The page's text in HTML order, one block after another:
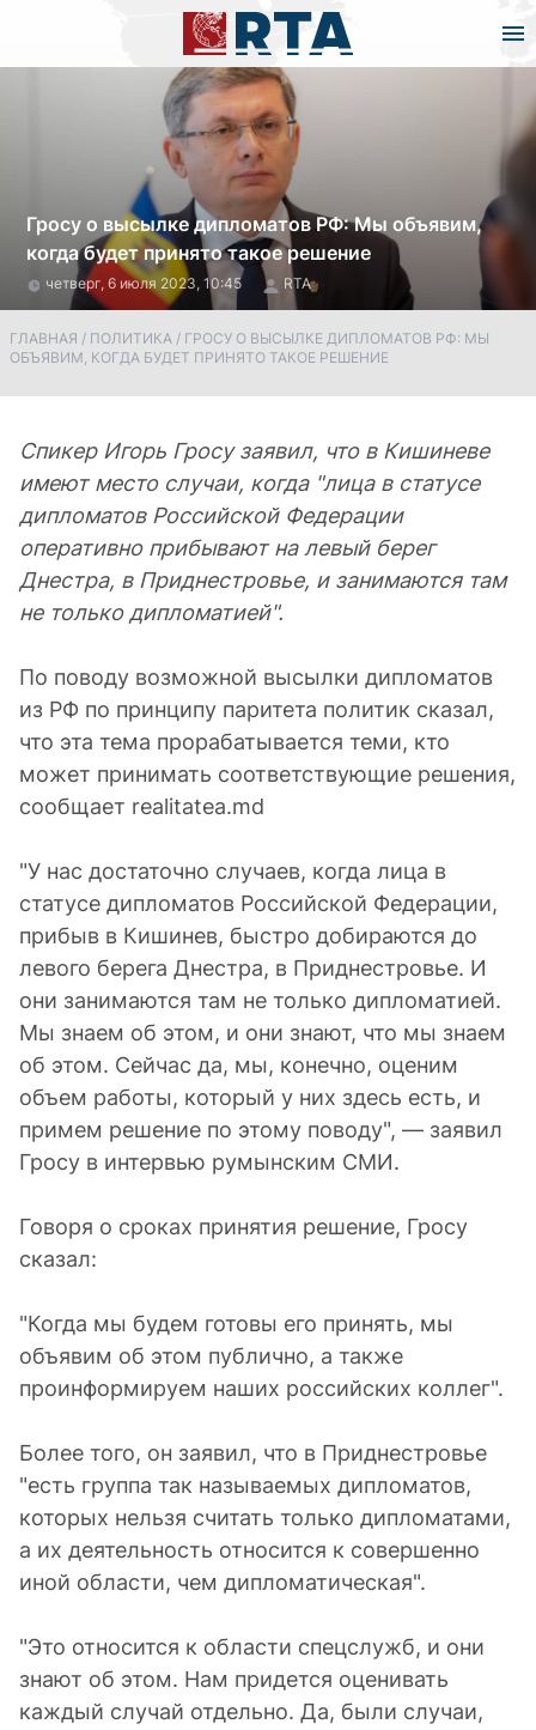
Гросу о высылке дипломатов РФ: Мы объявим,
когда будет принято такое решение
четверг, 6 июля 2023, 10:45 RTA
ГЛАВНАЯ / ПОЛИТИКА / ГРОСУ О ВЫСЫЛКЕ ДИПЛОМАТОВ РФ: МЫ
ОБЪЯВИМ, КОГДА БУДЕТ ПРИНЯТО ТАКОЕ РЕШЕНИЕ
Спикер Игорь Гросу заявил, что в Кишиневе
имеют место случаи, когда "лица в статусе
дипломатов Российской Федерации
оперативно прибывают на левый берег
Днестра, в Приднестровье, и занимаются там
не только дипломатией".
По поводу возможной высылки дипломатов
из РФ по принципу паритета политик сказал,
что эта тема прорабатывается теми, кто
может принимать соответствующие решения,
сообщает realitatea.md
"У нас достаточно случаев, когда лица в
статусе дипломатов Российской Федерации,
прибыв в Кишинев, быстро добираются до
левого берега Днестра, в Приднестровье. И
они занимаются там не только дипломатией.
Мы знаем об этом, и они знают, что мы знаем
об этом. Сейчас да, мы, конечно, оценим
объем работы, который у них здесь есть, и
примем решение по этому поводу", — заявил
Гросу в интервью румынским СМИ.
Говоря о сроках принятия решение, Гросу
сказал:
"Когда мы будем готовы его принять, мы
объявим об этом публично, а также
проинформируем наших российских коллег".
Более того, он заявил, что в Приднестровье
"есть группа так называемых дипломатов,
которых нельзя считать только дипломатами,
а их деятельность относится к совершенно
иной области, чем дипломатическая".
"Это относится к области спецслужб, и они
знают об этом. Нам придется оценивать
каждый случай отдельно. Да, были случаи,